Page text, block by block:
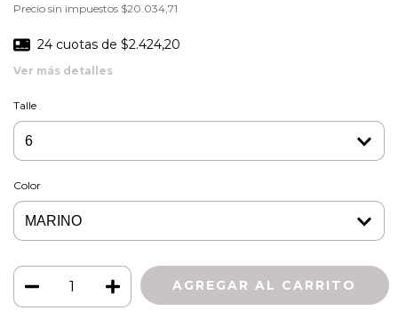
Precio sin impuestos $20.034,71
24 cuotas de $2.424,20
Ver más detalles
Talle
Color